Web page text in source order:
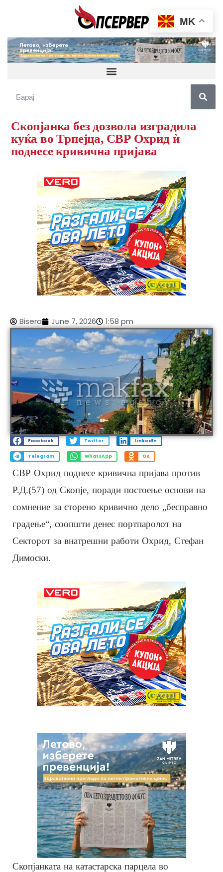
Скопјанка без дозвола изградила
куќа во Трпејца, СВР Охрид ѝ
поднесе кривична пријава
Bisera June 7, 2026 1:58 pm
Facebook Twitter LinkedIn
Telegram WhatsApp OK
СВР Охрид поднесе кривична пријава против
Р.Д.(57) од Скопје, поради постоење основи на
сомнение за сторено кривично дело „бесправно
градење“, соопшти денес портпаролот на
Секторот за внатрешни работи Охрид, Стефан
Димоски.
Скопјанката на катастарска парцела во
MK